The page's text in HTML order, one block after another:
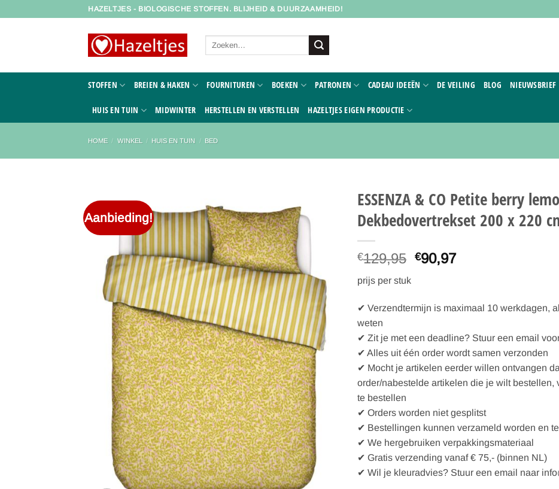
HAZELTJES - BIOLOGISCHE STOFFEN. BLIJHEID & DUURZAAMHEID!
Zoeken
STOFFEN BREIEN & HAKEN FOURNITUREN BOEKEN PATRONEN CADEAU IDEEËN DE VEILING BLOG NIEUWSBRIEF
HUIS EN TUIN MIDWINTER HERSTELLEN EN VERSTELLEN HAZELTJES EIGEN PRODUCTIE
HOME / WINKEL / HUIS EN TUIN / BED
Aanbieding!
Toevoegen
verlanglijst
ESSENZA & CO Petite berry
Dekbedovertrekset 200 x 220
€129,95 Oorspronkelijke
€129,95.
€90,97Huidige
€90,97.
prijs per stuk
✔ Verzendtermijn is maximaal 10 werkdagen,
weten
✔ Zit je met een deadline? Stuur een email
✔ Alles uit één order wordt samen verzonden
✔ Mocht je artikelen eerder willen ontvangen
order/nabestelde artikelen die je wilt bestellen,
te bestellen
✔ Orders worden niet gesplitst
✔ Bestellingen kunnen verzameld worden en
✔ We hergebruiken verpakkingsmateriaal
✔ Gratis verzending vanaf € 75,- (binnen NL)
✔ Wil je kleuradvies? Stuur een email naar